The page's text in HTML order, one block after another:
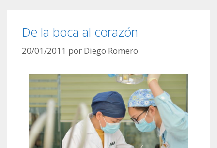
De la boca al corazón
20/01/2011 por Diego Romero